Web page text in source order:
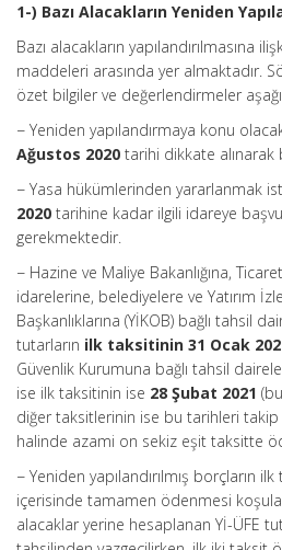
1-) Bazı Alacakların Yeniden
Bazı alacakların yapılandırılmasına
maddeleri arasında yer almaktadır.
özet bilgiler ve değerlendirmeler
− Yeniden yapılandırmaya konu
Ağustos 2020 tarihi dikkate alınarak
− Yasa hükümlerinden yararlanmak
2020 tarihine kadar ilgili idareye
gerekmektedir.
− Hazine ve Maliye Bakanlığına,
idarelerine, belediyelere ve Yatırım
Başkanlıklarına (YİKOB) bağlı tahsil
tutarların ilk taksitinin 31 Ocak
Güvenlik Kurumuna bağlı tahsil
ise ilk taksitinin ise 28 Şubat 2021
diğer taksitlerinin ise bu tarihleri
halinde azami on sekiz eşit taksitte
− Yeniden yapılandırılmış borçların
içerisinde tamamen ödenmesi
alacaklar yerine hesaplanan Yİ-ÜFE